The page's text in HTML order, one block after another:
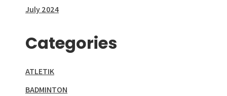
July 2024
Categories
ATLETIK
BADMINTON